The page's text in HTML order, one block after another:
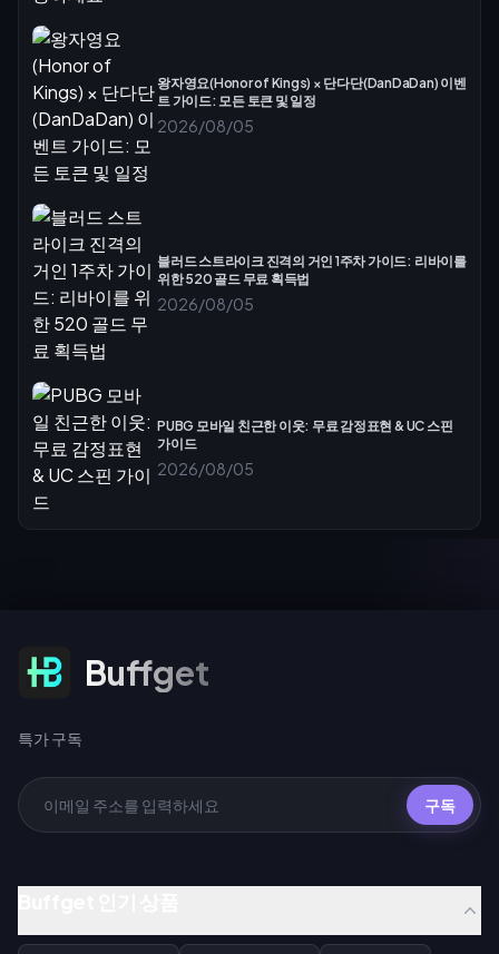
왕자영요(Honor of Kings) × 단다단(DanDaDan) 이벤
트 가이드: 모든 토큰 및 일정
2026/08/05
블러드 스트라이크 진격의 거인 1주차 가이드: 리바이를
위한 520 골드 무료 획득법
2026/08/05
PUBG 모바일 친근한 이웃: 무료 감정표현 & UC 스핀
가이드
2026/08/05
특가 구독 Buffget
특가 구독
구독